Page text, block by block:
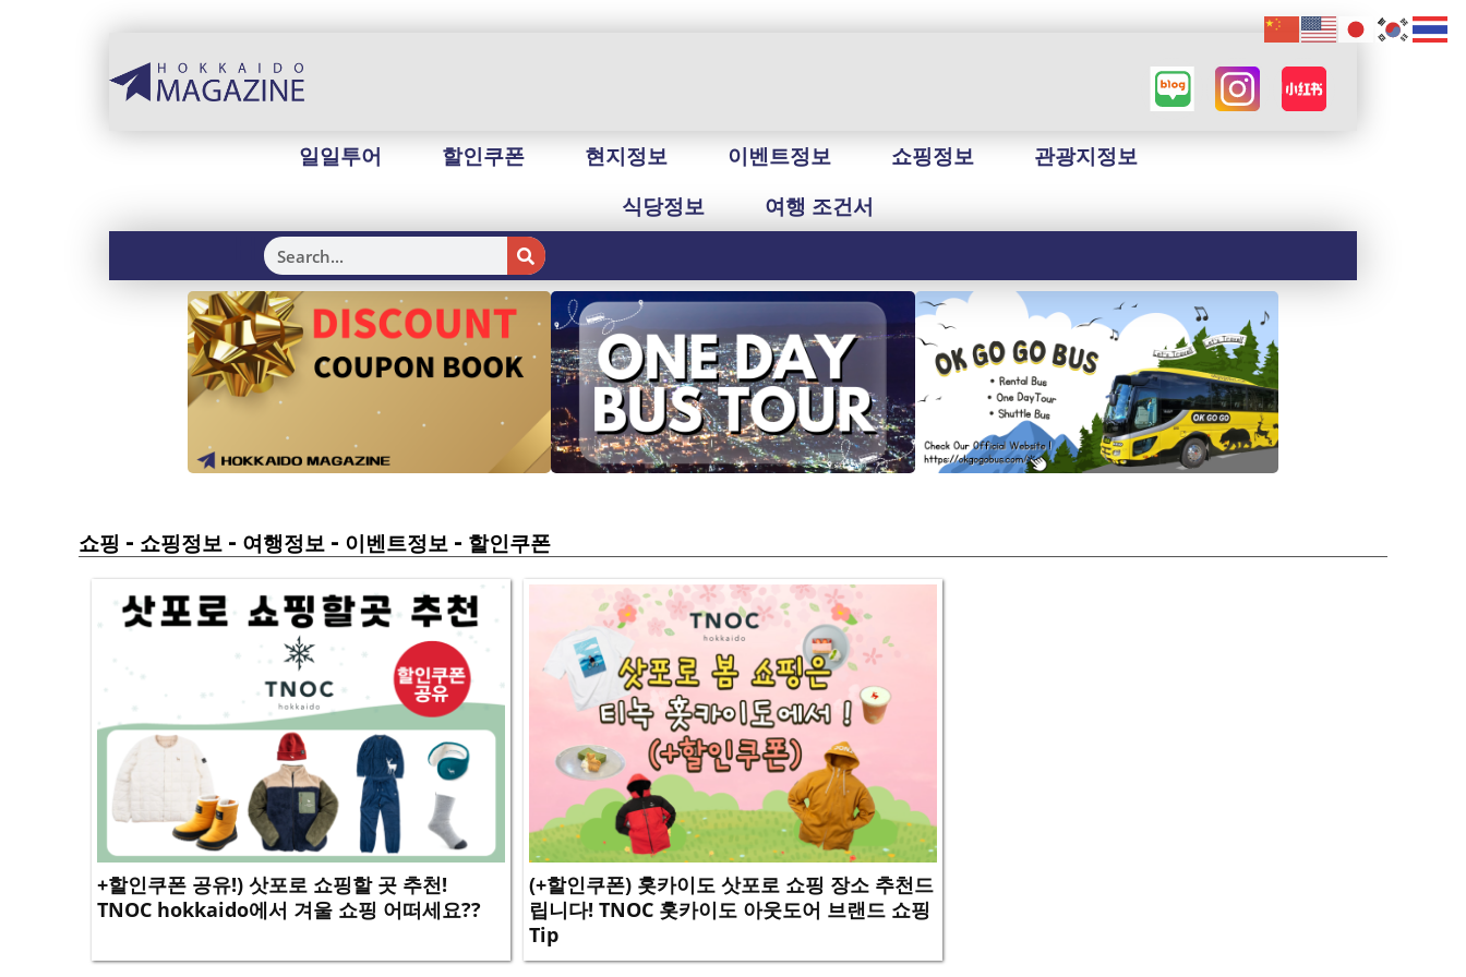
일일투어 할인쿠폰 현지정보 이벤트정보 쇼핑정보
관광지정보
식당정보
여행 조건서
쇼핑 - 쇼핑정보 - 여행정보 - 이벤트정보 - 할인쿠폰
+할인쿠폰 공유!) 삿포로 쇼핑할 곳 추천!
TNOC hokkaido에서 겨울 쇼핑 어떠세요??
(+할인쿠폰) 홋카이도 삿포로 쇼핑 장소 추천드
립니다! TNOC 홋카이도 아웃도어 브랜드 쇼핑
Tip